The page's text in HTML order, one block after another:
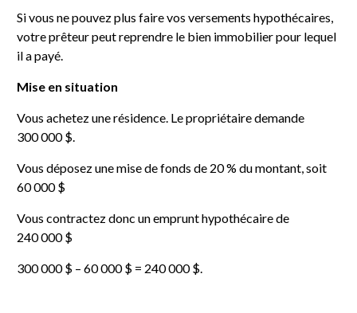
Si vous ne pouvez plus faire vos versements hypothécaires,
votre prêteur peut reprendre le bien immobilier pour lequel
il a payé.
Mise en situation
Vous achetez une résidence. Le propriétaire demande
300 000 $.
Vous déposez une mise de fonds de 20 % du montant, soit
60 000 $
Vous contractez donc un emprunt hypothécaire de
240 000 $
300 000 $ – 60 000 $ = 240 000 $.